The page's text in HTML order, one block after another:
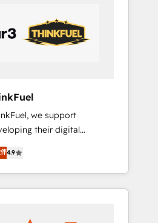
data hygiene, and
Our clients
we blend the expertise of
AI agents Revenue
we support
their digital
technologies and
and sales
growth. Our offer
to Operations. We
design, sales &
4.9